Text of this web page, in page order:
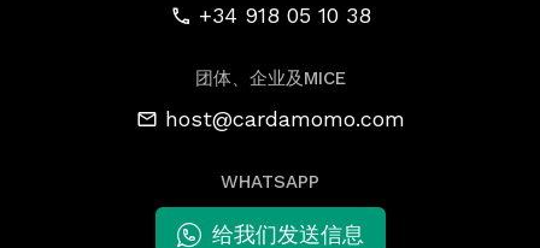
+34 918 05 10 38
团体、企业及MICE
host@cardamomo.com
WHATSAPP
给我们发送信息